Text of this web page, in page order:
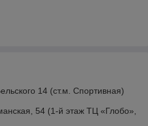
14 (ст.м. Спортивная)
54 (1-й этаж ТЦ «Глобо»,